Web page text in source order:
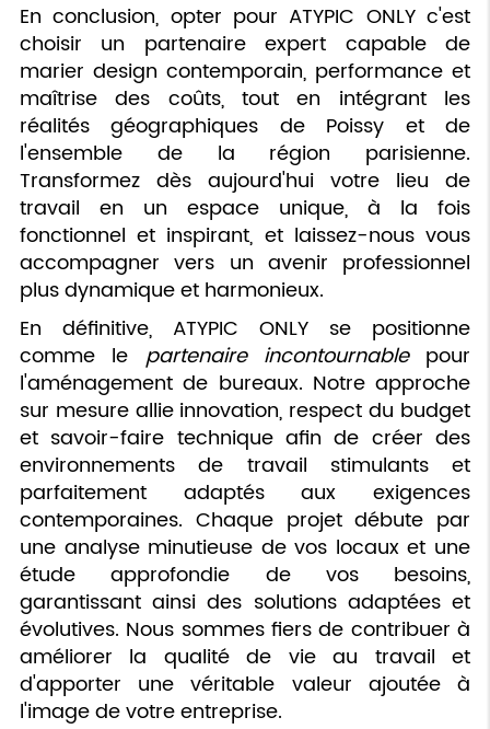
En conclusion, opter pour ATYPIC ONLY c'est
choisir un partenaire expert capable de
marier design contemporain, performance et
maîtrise des coûts, tout en intégrant les
réalités géographiques de Poissy et de
l'ensemble de la région parisienne.
Transformez dès aujourd'hui votre lieu de
travail en un espace unique, à la fois
fonctionnel et inspirant, et laissez-nous vous
accompagner vers un avenir professionnel
plus dynamique et harmonieux.
En définitive, ATYPIC ONLY se positionne
comme le partenaire incontournablepour
l'aménagement de bureaux. Notre approche
sur mesure allie innovation, respect du budget
et savoir-faire technique afin de créer des
environnements de travail stimulants et
parfaitement adaptés aux exigences
contemporaines. Chaque projet débute par
une analyse minutieuse de vos locaux et une
étude approfondie de vos besoins,
garantissant ainsi des solutions adaptées et
évolutives. Nous sommes fiers de contribuer à
améliorer la qualité de vie au travail et
d'apporter une véritable valeur ajoutée à
l'image de votre entreprise.